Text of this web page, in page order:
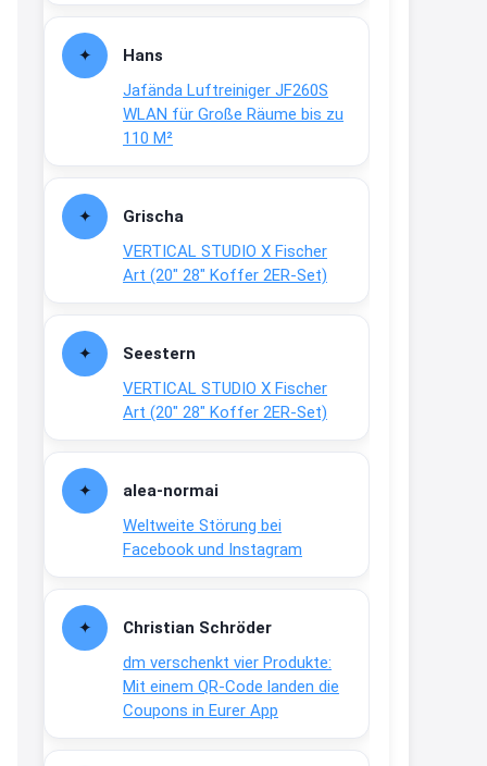
Hans
Jafända Luftreiniger JF260S
WLAN für Große Räume bis zu
110 M²
Grischa
VERTICAL STUDIO X Fischer
Art (20″ 28″ Koffer 2ER-Set)
Seestern
VERTICAL STUDIO X Fischer
Art (20″ 28″ Koffer 2ER-Set)
alea-normai
Weltweite Störung bei
Facebook und Instagram
Christian Schröder
dm verschenkt vier Produkte:
Mit einem QR-Code landen die
Coupons in Eurer App
Fielmann-Blinkis mehr / wurde
www.fielmann-
group.com/blinkis...
13:44
dich zu sehen, alles gut?
15:01
An 01.08. / Sensodyne Rabatt 3€
/ max. 15.000www.erlebe-
↩
www.meineapotheke.de/
2:19
↩
Joachim